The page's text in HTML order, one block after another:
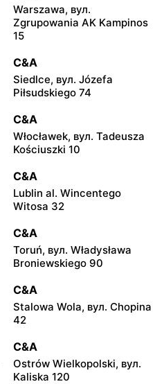
Warszawa, вул.
Zgrupowania AK Kampinos
15
C&A
Siedlce, вул. Józefa
Piłsudskiego 74
C&A
Włocławek, вул. Tadeusza
Kościuszki 10
C&A
Lublin al. Wincentego
Witosa 32
C&A
Toruń, вул. Władysława
Broniewskiego 90
C&A
Stalowa Wola, вул. Chopina
42
C&A
Ostrów Wielkopolski, вул.
Kaliska 120